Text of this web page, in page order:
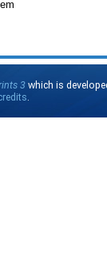
3 which is
.